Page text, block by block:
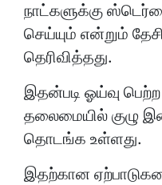
நாட்களுக்கு
செய்யும் என்றும்
தெரிவித்தது.
இதன்படி ஓய்வு
தலைமையில் குழு
தொடங்க உள்ளது.
இதற்கான